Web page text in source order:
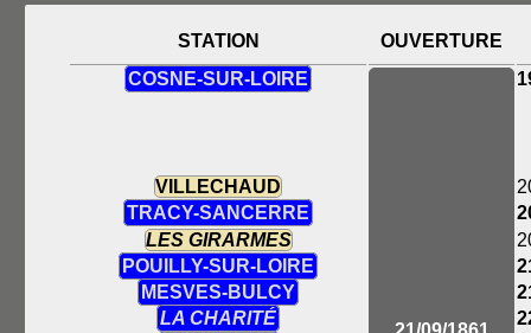
STATION
OUVERTURE
COSNE-SUR-LOIRE
VILLECHAUD
TRACY-SANCERRE
LES GIRARMES
POUILLY-SUR-LOIRE
MESVES-BULCY
LA CHARITÉ